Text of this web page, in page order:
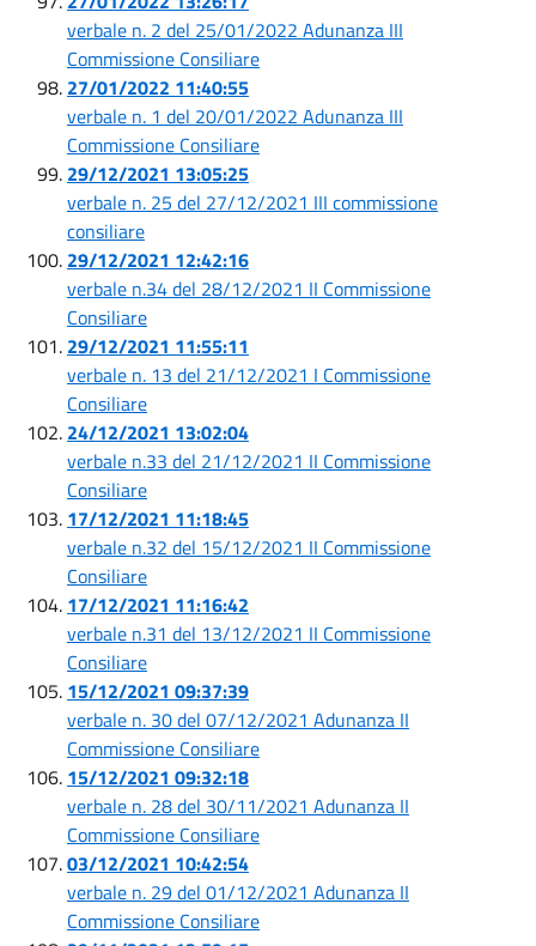
verbale n. 2 del 25/01/2022 Adunanza III
Commissione Consiliare
27/01/2022 11:40:55
verbale n. 1 del 20/01/2022 Adunanza III
Commissione Consiliare
29/12/2021 13:05:25
verbale n. 25 del 27/12/2021 III commissione
consiliare
29/12/2021 12:42:16
verbale n.34 del 28/12/2021 II Commissione
Consiliare
29/12/2021 11:55:11
verbale n. 13 del 21/12/2021 I Commissione
Consiliare
24/12/2021 13:02:04
verbale n.33 del 21/12/2021 II Commissione
Consiliare
17/12/2021 11:18:45
verbale n.32 del 15/12/2021 II Commissione
Consiliare
17/12/2021 11:16:42
verbale n.31 del 13/12/2021 II Commissione
Consiliare
15/12/2021 09:37:39
verbale n. 30 del 07/12/2021 Adunanza II
Commissione Consiliare
15/12/2021 09:32:18
verbale n. 28 del 30/11/2021 Adunanza II
Commissione Consiliare
03/12/2021 10:42:54
verbale n. 29 del 01/12/2021 Adunanza II
Commissione Consiliare